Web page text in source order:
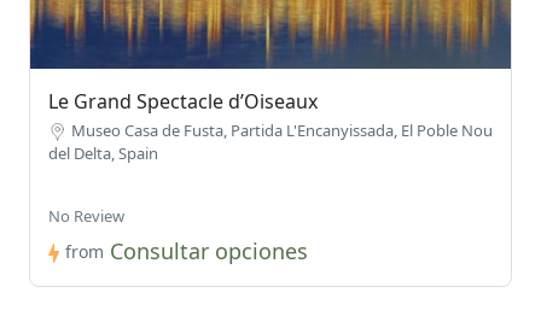
Le Grand Spectacle d’Oiseaux
Museo Casa de Fusta, Partida L'Encanyissada, El Poble Nou
del Delta, Spain
No Review
from Consultar opciones